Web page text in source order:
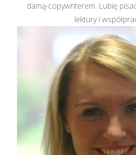
damą-copywriterem. Lubię
lektury i